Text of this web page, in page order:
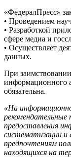
«ФедералПресс»
• Проведением
• Разработкой
сфере медиа и
• Осуществляет
данных.
При
информационного
обязательна.
«На
рекомендательные
предоставления
систематизации и
предпочтениям
находящихся на